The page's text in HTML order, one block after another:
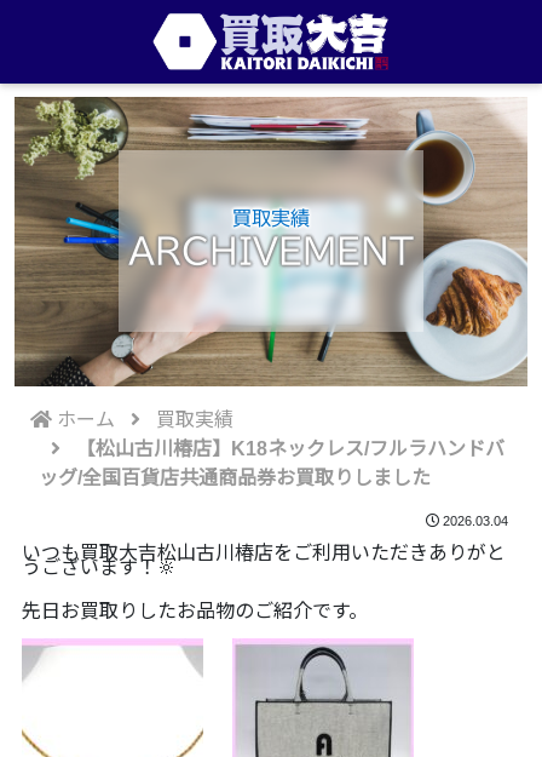
買取実績
ARCHIVEMENT
ホーム
買取実績
【松山古川椿店】K18ネックレス/フルラハンドバ
ッグ/全国百貨店共通商品券お買取りしました
2026.03.04
いつも買取大吉松山古川椿店をご利用いただきありがと
うございます！🔆
先日お買取りしたお品物のご紹介です。